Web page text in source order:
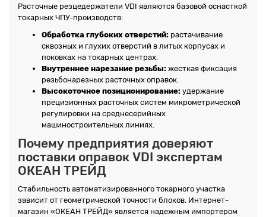
Расточные резцедержатели VDI являются базовой оснасткой
токарных ЧПУ-производств:
Обработка глубоких отверстий: растачивание
сквозных и глухих отверстий в литых корпусах и
поковках на токарных центрах.
Внутреннее нарезание резьбы: жесткая фиксация
резьбонарезных расточных оправок.
Высокоточное позиционирование: удержание
прецизионных расточных систем микрометрической
регулировки на среднесерийных
машиностроительных линиях.
Почему предприятия доверяют
поставки оправок VDI экспертам
ОКЕАН ТРЕЙД
Стабильность автоматизированного токарного участка
зависит от геометрической точности блоков. Интернет-
магазин «ОКЕАН ТРЕЙД» является надежным импортером